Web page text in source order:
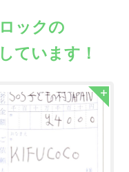
ックの
ています！